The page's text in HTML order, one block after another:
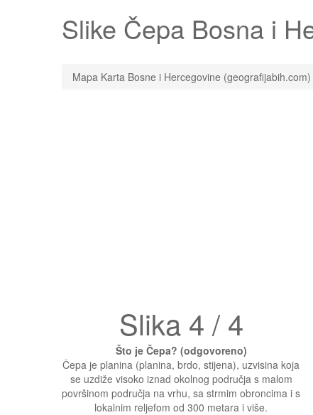
Slike Čepa Bosna i
Mapa Karta Bosne i Hercegovine (geografijabih.com)
Slika 4 / 4
Što je Čepa? (odgovoreno)
Čepa je planina (planina, brdo, stijena), uzvisina koja
se uzdiže visoko iznad okolnog područja s malom
površinom područja na vrhu, sa strmim obroncima i s
lokalnim reljefom od 300 metara i više.